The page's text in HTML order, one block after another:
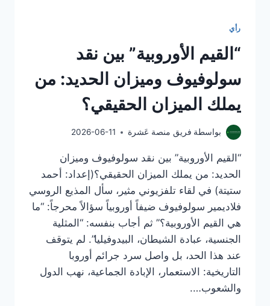
رأي
“القيم الأوروبية” بين نقد
سولوفيوف وميزان الحديد: من
يملك الميزان الحقيقي؟
بواسطة فريق منصة عَشرة 2026-06-11
“القيم الأوروبية” بين نقد سولوفيوف وميزان
الحديد: من يملك الميزان الحقيقي؟(إعداد: أحمد
ستيتة) في لقاء تلفزيوني مثير، سأل المذيع الروسي
فلاديمير سولوفيوف ضيفاً أوروبياً سؤالاً محرجاً: “ما
هي القيم الأوروبية؟” ثم أجاب بنفسه: “المثلية
الجنسية، عبادة الشيطان، البيدوفيليا”. لم يتوقف
عند هذا الحد، بل واصل سرد جرائم أوروبا
التاريخية: الاستعمار، الإبادة الجماعية، نهب الدول
والشعوب….